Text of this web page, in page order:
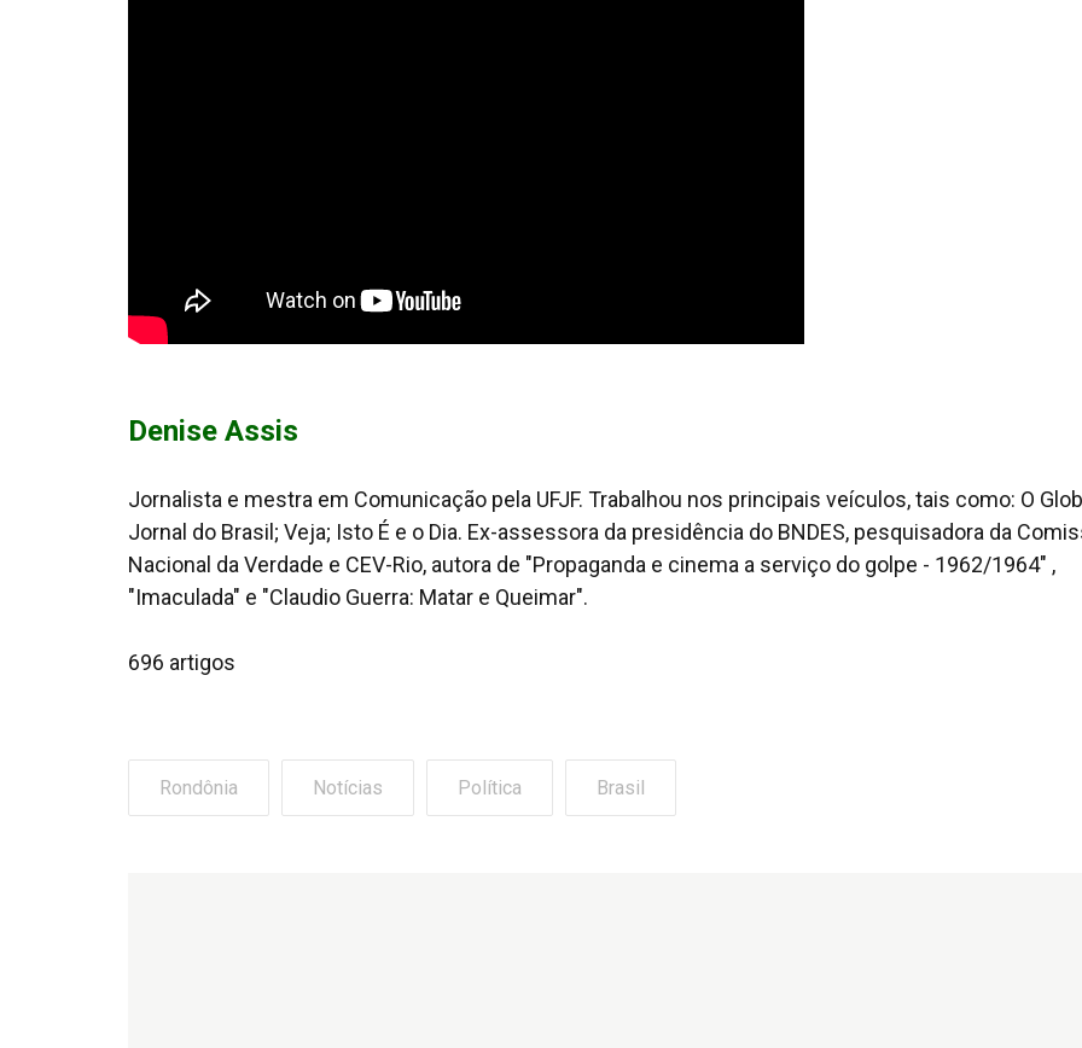
Denise Assis
Jornalista e mestra em Comunicação pela UFJF. Trabalhou nos principais veículos, tais como: O
Jornal do Brasil; Veja; Isto É e o Dia. Ex-assessora da presidência do BNDES, pesquisadora da
Nacional da Verdade e CEV-Rio, autora de "Propaganda e cinema a serviço do golpe - 1962/1964" ,
"Imaculada" e "Claudio Guerra: Matar e Queimar".
696 artigos
Rondônia Notícias Política Brasil